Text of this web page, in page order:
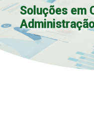
Soluções em